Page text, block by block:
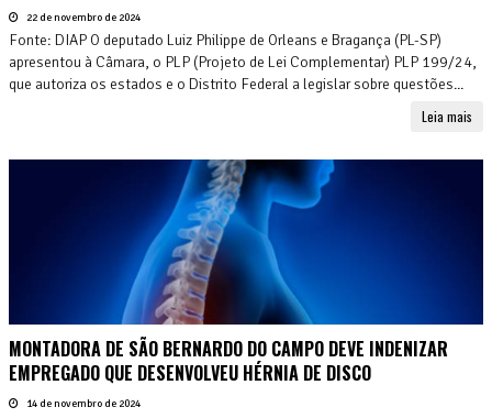
22 de novembro de 2024
Fonte: DIAP O deputado Luiz Philippe de Orleans e Bragança (PL-SP)
apresentou à Câmara, o PLP (Projeto de Lei Complementar) PLP 199/24,
que autoriza os estados e o Distrito Federal a legislar sobre questões...
Leia mais
MONTADORA DE SÃO BERNARDO DO CAMPO DEVE INDENIZAR
EMPREGADO QUE DESENVOLVEU HÉRNIA DE DISCO
14 de novembro de 2024